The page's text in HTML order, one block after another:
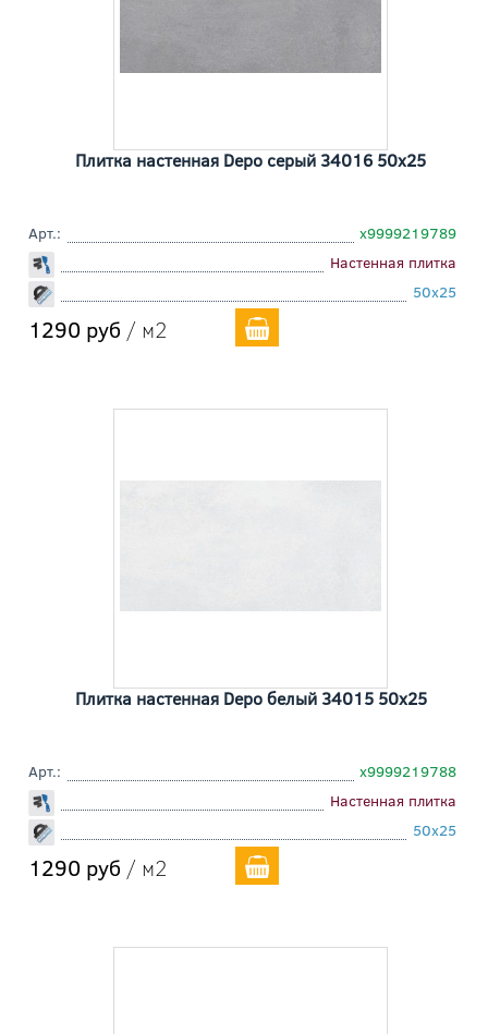
Плитка настенная Depo серый 34016 50x25
Арт.:
х9999219789
Настенная плитка
50x25
1290 руб / м2
Плитка настенная Depo белый 34015 50x25
Арт.:
х9999219788
Настенная плитка
50x25
1290 руб / м2